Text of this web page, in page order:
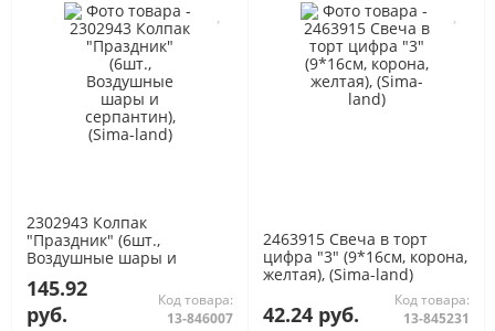
2302943 Колпак
"Праздник" (6шт.,
Воздушные шары и
145.92
руб.
Код товара:
13-846007
2463915 Свеча в торт
цифра "3" (9*16см, корона,
желтая), (Sima-land)
42.24 руб.
Код товара:
13-845231